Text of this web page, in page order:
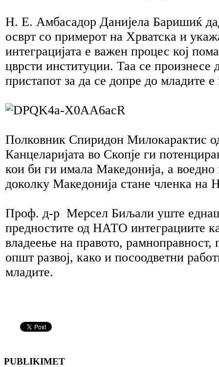
Н. Е. Амбасадор Данијела Баришиќ
осврт со примерот на Хрватска и
интеграцијата е важен процес кој
цврсти институции. Таа се произнесе
пристапот за да се допре до младите
Полковник Спиридон Милокарактис
Канцеларијата во Скопје ги
кои би ги имала Македонија, а воедно
доколку Македонија стане членка
Проф. д-р Мерсел Биљали уште
предностите од НАТО интеграциите
владеење на правото, рамноправност,
општ развој, како и посоодветни
младите.
PUBLIKIMET